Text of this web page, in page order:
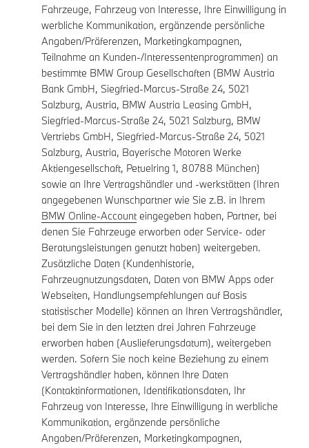
Fahrzeuge, Fahrzeug von Interesse, Ihre Einwilligung in
werbliche Kommunikation, ergänzende persönliche
Angaben/Präferenzen, Marketingkampagnen,
Teilnahme an Kunden-/Interessentenprogrammen) an
bestimmte BMW Group Gesellschaften (BMW Austria
Bank GmbH, Siegfried-Marcus-Straße 24, 5021
Salzburg, Austria, BMW Austria Leasing GmbH,
Siegfried-Marcus-Straße 24, 5021 Salzburg, BMW
Vertriebs GmbH, Siegfried-Marcus-Straße 24, 5021
Salzburg, Austria, Bayerische Motoren Werke
Aktiengesellschaft, Petuelring 1, 80788 München)
sowie an Ihre Vertragshändler und -werkstätten (Ihren
angegebenen Wunschpartner wie Sie z.B. in Ihrem
BMW Online-Accounteingegeben haben, Partner, bei
denen Sie Fahrzeuge erworben oder Service- oder
Beratungsleistungen genutzt haben) weitergeben.
Zusätzliche Daten (Kundenhistorie,
Fahrzeugnutzungsdaten, Daten von BMW Apps oder
Webseiten, Handlungsempfehlungen auf Basis
statistischer Modelle) können an Ihren Vertragshändler,
bei dem Sie in den letzten drei Jahren Fahrzeuge
erworben haben (Auslieferungsdatum), weitergeben
werden. Sofern Sie noch keine Beziehung zu einem
Vertragshändler haben, können Ihre Daten
(Kontaktinformationen, Identifikationsdaten, Ihr
Fahrzeug von Interesse, Ihre Einwilligung in werbliche
Kommunikation, ergänzende persönliche
Angaben/Präferenzen, Marketingkampagnen,